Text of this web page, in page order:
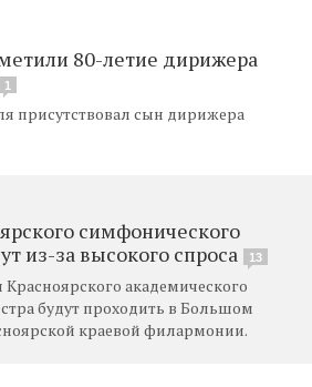
80-летие дирижера
1
присутствовал сын дирижера
симфонического
из-за высокого спроса
13
академического
будут проходить в Большом
краевой филармонии.